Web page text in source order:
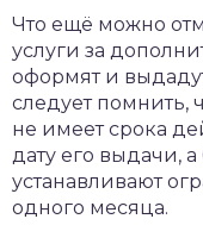
Что ещё можно
услуги за
оформят и
следует помнить,
не имеет срока
дату его выдачи,
устанавливают
одного месяца.